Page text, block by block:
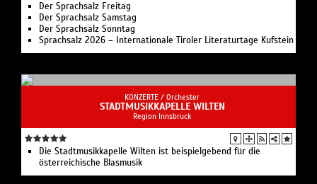
Der Sprachsalz Freitag
Der Sprachsalz Samstag
Der Sprachsalz Sonntag
Sprachsalz 2026 – Internationale Tiroler Literaturtage Kufstein
KONZERTE / Orchester
STADTMUSIKKAPELLE WILTEN
Region Innsbruck
Die Stadtmusikkapelle Wilten ist beispielgebend für die
österreichische Blasmusik